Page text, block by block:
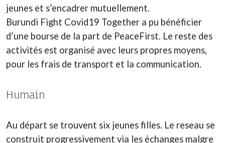
jeunes et s’encadrer mutuellement.
Burundi Fight Covid19 Together a pu bénéficier
d’une bourse de la part de PeaceFirst. Le reste des
activités est organisé avec leurs propres moyens,
pour les frais de transport et la communication.
Humain
Au départ se trouvent six jeunes filles. Le reseau se
construit progressivement via les échanges malgre